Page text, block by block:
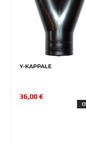
Y-KAPPALE
36,00 €